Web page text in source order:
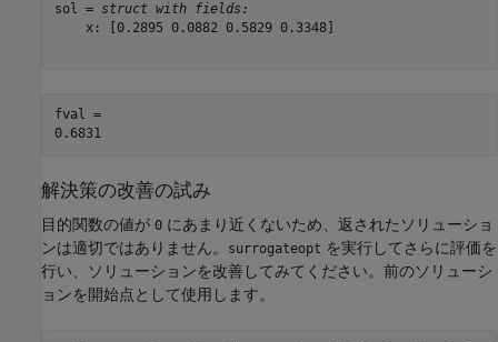
sol = struct with fields:
    x: [0.2895 0.0882 0.5829 0.3348]
fval =
0.6831
解決策の改善の試み
目的関数の値が 0 にあまり近くないため、返されたソリューショ
ンは適切ではありません。
surrogateopt を実行してさらに評価を
行い、ソリューションを改善してみてください。前のソリューシ
ョンを開始点として使用します。